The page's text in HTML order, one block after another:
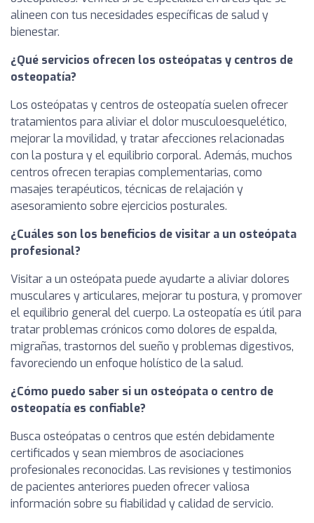
alineen con tus necesidades específicas de salud y
bienestar.
¿Qué servicios ofrecen los osteópatas y centros de
osteopatía?
Los osteópatas y centros de osteopatía suelen ofrecer
tratamientos para aliviar el dolor musculoesquelético,
mejorar la movilidad, y tratar afecciones relacionadas
con la postura y el equilibrio corporal. Además, muchos
centros ofrecen terapias complementarias, como
masajes terapéuticos, técnicas de relajación y
asesoramiento sobre ejercicios posturales.
¿Cuáles son los beneficios de visitar a un osteópata
profesional?
Visitar a un osteópata puede ayudarte a aliviar dolores
musculares y articulares, mejorar tu postura, y promover
el equilibrio general del cuerpo. La osteopatía es útil para
tratar problemas crónicos como dolores de espalda,
migrañas, trastornos del sueño y problemas digestivos,
favoreciendo un enfoque holístico de la salud.
¿Cómo puedo saber si un osteópata o centro de
osteopatía es confiable?
Busca osteópatas o centros que estén debidamente
certificados y sean miembros de asociaciones
profesionales reconocidas. Las revisiones y testimonios
de pacientes anteriores pueden ofrecer valiosa
información sobre su fiabilidad y calidad de servicio.